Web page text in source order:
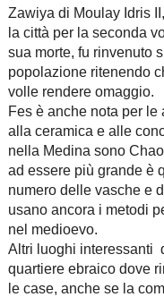
Zawiya di Moulay Idris
la città per la seconda
sua morte, fu rinvenuto
popolazione ritenendo
volle rendere omaggio.
Fes è anche nota per
alla ceramica e alle
nella Medina sono
ad essere più grande è
numero delle vasche e
usano ancora i metodi
nel medioevo.
Altri luoghi interessanti
quartiere ebraico dove
le case, anche se la